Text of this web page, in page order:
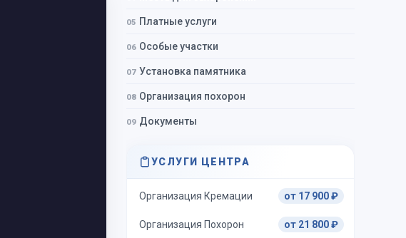
Платные услуги
Особые участки
Установка памятника
Организация похорон
Документы
УСЛУГИ ЦЕНТРА
Организация Кремации от 17 900 ₽
Организация Похорон от 21 800 ₽